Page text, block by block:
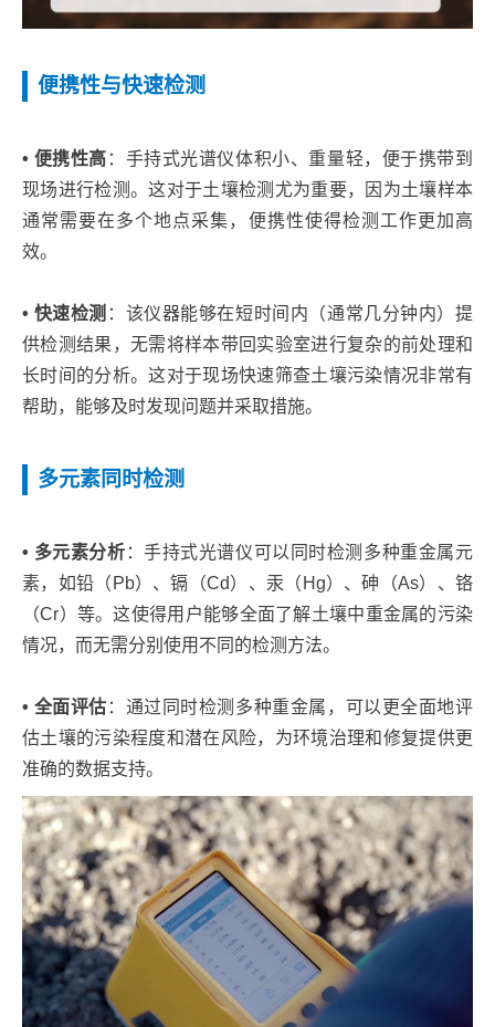
便携性与快速检测
• 便携性高 ：手持式光谱仪体积小、重量轻，便于携带到
现场进行检测。这对于土壤检测尤为重要，因为土壤样本
通常需要在多个地点采集，便携性使得检测工作更加高
效。
• 快速检测 ：该仪器能够在短时间内（通常几分钟内）提
供检测结果，无需将样本带回实验室进行复杂的前处理和
长时间的分析。这对于现场快速筛查土壤污染情况非常有
帮助，能够及时发现问题并采取措施。
多元素同时检测
• 多元素分析 ：手持式光谱仪可以同时检测多种重金属元
素，如铅（Pb）、镉（Cd）、汞（Hg）、砷（As）、铬
（Cr）等。这使得用户能够全面了解土壤中重金属的污染
情况，而无需分别使用不同的检测方法。
• 全面评估 ：通过同时检测多种重金属，可以更全面地评
估土壤的污染程度和潜在风险，为环境治理和修复提供更
准确的数据支持。